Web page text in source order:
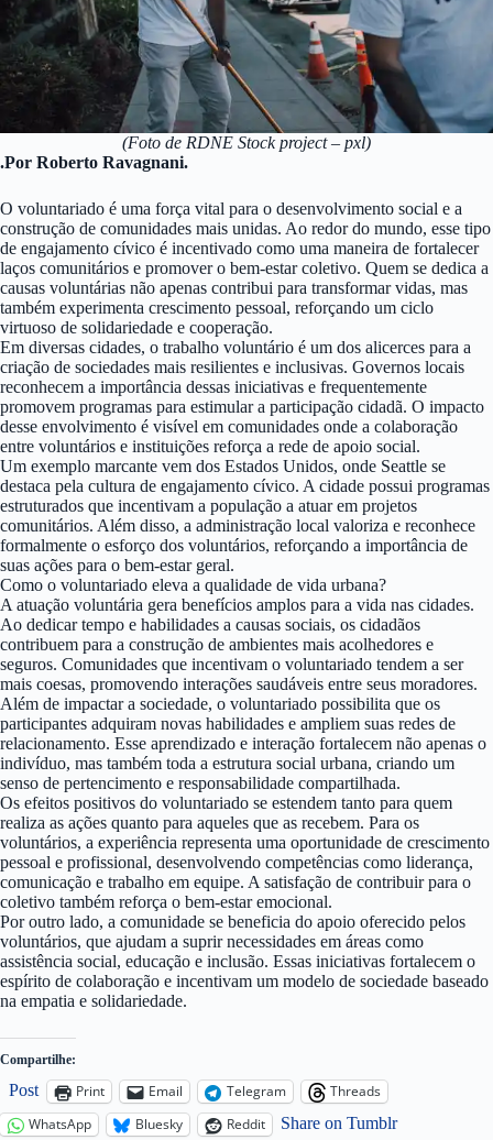
(Foto de RDNE Stock project – pxl)
.Por Roberto Ravagnani.
O voluntariado é uma força vital para o desenvolvimento social e a
construção de comunidades mais unidas. Ao redor do mundo, esse tipo
de engajamento cívico é incentivado como uma maneira de fortalecer
laços comunitários e promover o bem-estar coletivo. Quem se dedica a
causas voluntárias não apenas contribui para transformar vidas, mas
também experimenta crescimento pessoal, reforçando um ciclo
virtuoso de solidariedade e cooperação.
Em diversas cidades, o trabalho voluntário é um dos alicerces para a
criação de sociedades mais resilientes e inclusivas. Governos locais
reconhecem a importância dessas iniciativas e frequentemente
promovem programas para estimular a participação cidadã. O impacto
desse envolvimento é visível em comunidades onde a colaboração
entre voluntários e instituições reforça a rede de apoio social.
Um exemplo marcante vem dos Estados Unidos, onde Seattle se
destaca pela cultura de engajamento cívico. A cidade possui programas
estruturados que incentivam a população a atuar em projetos
comunitários. Além disso, a administração local valoriza e reconhece
formalmente o esforço dos voluntários, reforçando a importância de
suas ações para o bem-estar geral.
Como o voluntariado eleva a qualidade de vida urbana?
A atuação voluntária gera benefícios amplos para a vida nas cidades.
Ao dedicar tempo e habilidades a causas sociais, os cidadãos
contribuem para a construção de ambientes mais acolhedores e
seguros. Comunidades que incentivam o voluntariado tendem a ser
mais coesas, promovendo interações saudáveis entre seus moradores.
Além de impactar a sociedade, o voluntariado possibilita que os
participantes adquiram novas habilidades e ampliem suas redes de
relacionamento. Esse aprendizado e interação fortalecem não apenas o
indivíduo, mas também toda a estrutura social urbana, criando um
senso de pertencimento e responsabilidade compartilhada.
Os efeitos positivos do voluntariado se estendem tanto para quem
realiza as ações quanto para aqueles que as recebem. Para os
voluntários, a experiência representa uma oportunidade de crescimento
pessoal e profissional, desenvolvendo competências como liderança,
comunicação e trabalho em equipe. A satisfação de contribuir para o
coletivo também reforça o bem-estar emocional.
Por outro lado, a comunidade se beneficia do apoio oferecido pelos
voluntários, que ajudam a suprir necessidades em áreas como
assistência social, educação e inclusão. Essas iniciativas fortalecem o
espírito de colaboração e incentivam um modelo de sociedade baseado
na empatia e solidariedade.
Compartilhe:
Post Print Email Telegram
Threads
WhatsApp
Bluesky Reddit Share on Tumblr